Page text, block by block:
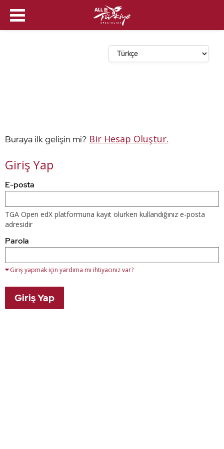
Dil Seçin
Buraya ilk gelişin mi? Bir Hesap Oluştur.
Giriş Yap
Buradaki
e-
adresinizi
ve
parolanızı
kullanarak
oturum
açın.
bir
hesabınız
kayıt
için
aşağıdaki
düğmeyi
E-posta
TGA Open edX platformuna kayıt olurken kullandığınız e-posta
adresidir
Parola
Giriş yapmak için yardıma mı ihtiyacınız var?
Giriş Yap